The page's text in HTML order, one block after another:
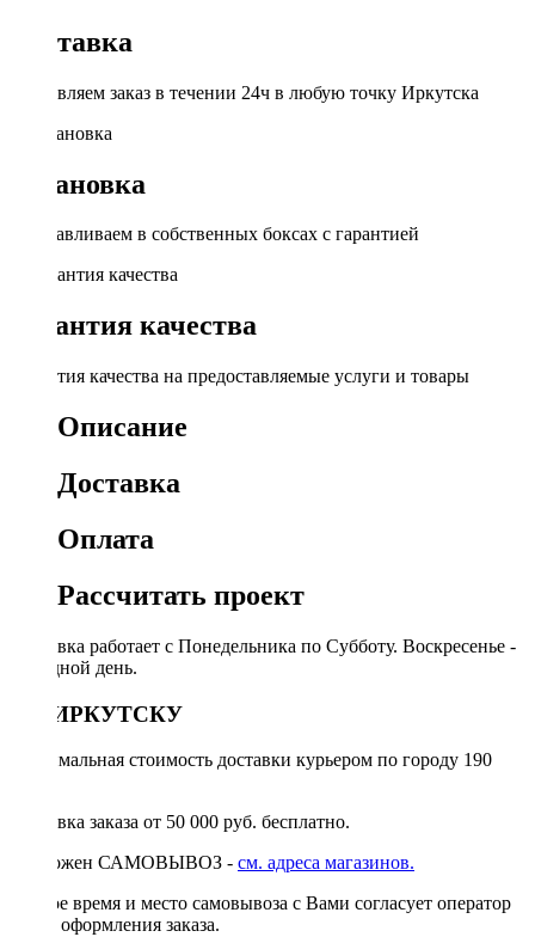
Доставка
Доставляем заказ в течении 24ч в любую точку Иркутска
Установка
Устанавливаем в собственных боксах с гарантией
Гарантия качества
Гарантия качества на предоставляемые услуги и товары
Описание
Доставка
Оплата
Рассчитать проект
Доставка работает с Понедельника по Субботу. Воскресенье -
выходной день.
ПО ИРКУТСКУ
Минимальная стоимость доставки курьером по городу 190
Доставка заказа от 50 000 руб. бесплатно.
Возможен САМОВЫВОЗ - см. адреса магазинов.
Точное время и место самовывоза с Вами согласует оператор
после оформления заказа.